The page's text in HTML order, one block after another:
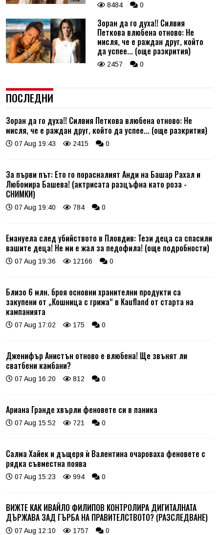
8484 0
Зоран да го духа!! Силвия
Петкова влюбена отново: Не
мисля, че е раждан друг, който
да успее... (още разкрития)
2457 0
ПОСЛЕДНИ
Зоран да го духа!! Силвия Петкова влюбена отново: Не
мисля, че е раждан друг, който да успее... (още разкрития)
07 Aug 19:43 2415 0
За първи път: Ето го порасналият Анди на Башар Рахал и
Любомира Башева! (актрисата разцъфна като роза -
СНИМКИ)
07 Aug 19:40 784 0
Емануела след убийството в Пловдив: Тези деца са спасили
вашите деца! Не ми е жал за педофила! (още подробности)
07 Aug 19:36 12166 0
Близо 6 млн. броя основни хранителни продукти са
закупени от „Кошница с грижа“ в Kaufland от старта на
кампанията
07 Aug 17:02 175 0
Дженифър Анистън отново е влюбена! Ще звънят ли
сватбени камбани?
07 Aug 16:20 812 0
Ариана Гранде хвърли феновете си в паника
07 Aug 15:52 721 0
Салма Хайек и дъщеря ѝ Валентина очароваха феновете с
рядка съвместна поява
07 Aug 15:23 994 0
ВИЖТЕ КАК ИВАЙЛО ФИЛИПОВ КОНТРОЛИРА ДИГИТАЛНАТА
ДЪРЖАВА ЗАД ГЪРБА НА ПРАВИТЕЛСТВОТО? (РАЗСЛЕДВАНЕ)
07 Aug 12:10 1757 0